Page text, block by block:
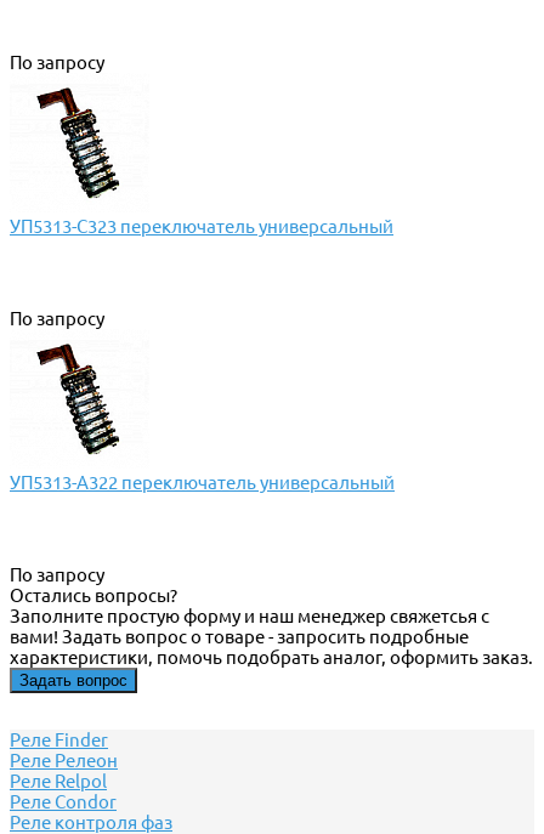
По запросу
УП5313-С323 переключатель универсальный
По запросу
УП5313-А322 переключатель универсальный
По запросу
Остались вопросы?
Заполните простую форму и наш менеджер свяжетсья с
вами! Задать вопрос о товаре - запросить подробные
характеристики, помочь подобрать аналог, оформить заказ.
Задать вопрос
Реле Finder
Реле Релеон
Реле Relpol
Реле Сondor
Реле контроля фаз